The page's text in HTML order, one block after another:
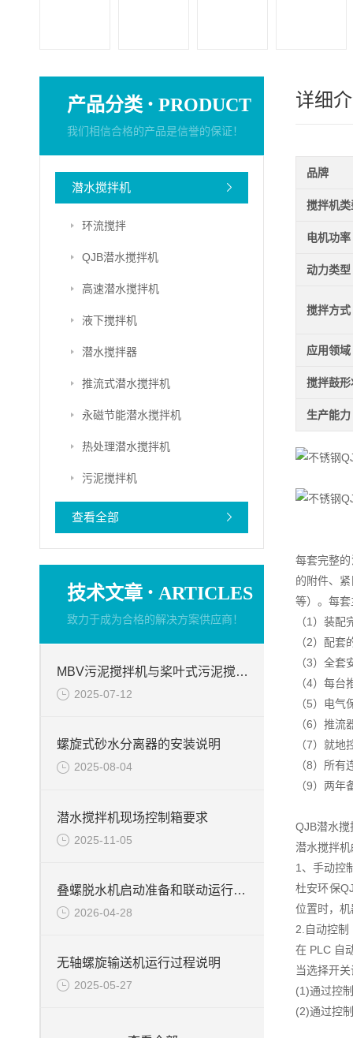
产品分类 · PRODUCT
我们相信合格的产品是信誉的保证！
潜水搅拌机
环流搅拌
QJB潜水搅拌机
高速潜水搅拌机
液下搅拌机
潜水搅拌器
推流式潜水搅拌机
永磁节能潜水搅拌机
热处理潜水搅拌机
污泥搅拌机
查看全部
技术文章 · ARTICLES
致力于成为合格的解决方案供应商！
MBV污泥搅拌机与桨叶式污泥搅拌器的产品区别
2025-07-12
螺旋式砂水分离器的安装说明
2025-08-04
潜水搅拌机现场控制箱要求
2025-11-05
叠螺脱水机启动准备和联动运行前操作介绍
2026-04-28
无轴螺旋输送机运行过程说明
2025-05-27
详细
品牌
搅拌机类
电机功率
动力类型
搅拌方式
应用领域
搅拌鼓形
生产能力
每套完整
的附件、
等）。每
（1）装配
（2）配
（3）全
（4）每台
（5）电
（6）推
（7）就地
（8）所
（9）两
QJB潜水
潜水搅拌
1、手动控
杜安环保
位置时，
2.自动控制
在 PLC 自
当选择开
(1)通过控
(2)通过控